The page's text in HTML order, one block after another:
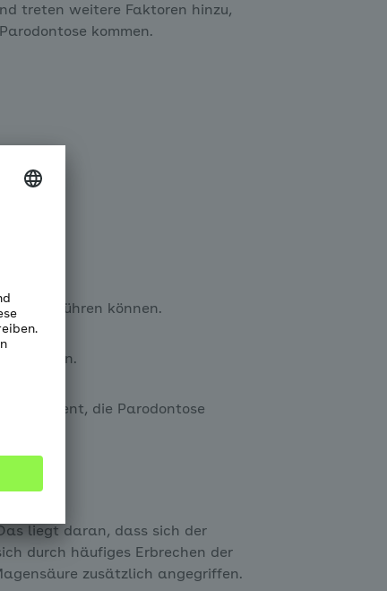
treten weitere Faktoren hinzu,
kommen.
führen können.
drohen.
Prozent, die Parodontose
liegt daran, dass sich der
durch häufiges Erbrechen der
zusätzlich angegriffen.